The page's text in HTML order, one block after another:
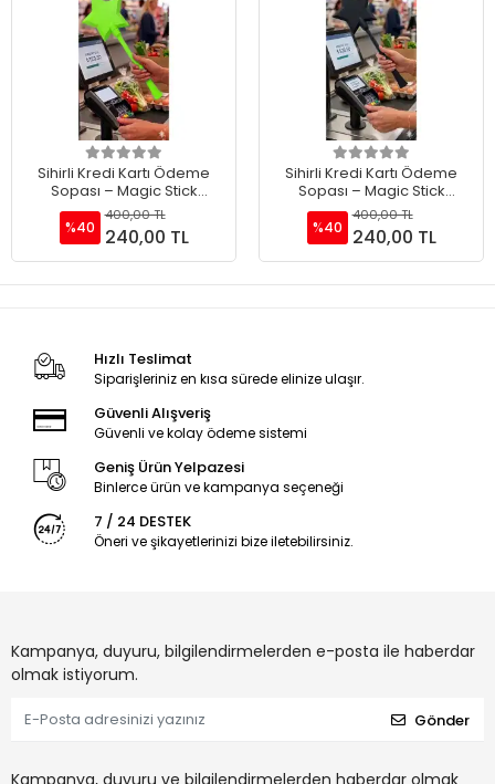
Sepete Ekle
Sihirli Kredi Kartı Ödeme
Sopası – Magic Stick
Temassız Ödeme Sopası
Yeşil
%40
400,00 TL
240,00 TL
Sepete Ekle
Sihirli Kredi Kartı Ödeme
Sopası – Magic Stick
Temassız Ödeme Sopası
Siyah
%40
400,00 TL
240,00 TL
Hızlı Teslimat
Siparişleriniz en kısa sürede elinize ulaşır.
Güvenli Alışveriş
Güvenli ve kolay ödeme sistemi
Geniş Ürün Yelpazesi
Binlerce ürün ve kampanya seçeneği
7 / 24 DESTEK
Öneri ve şikayetlerinizi bize iletebilirsiniz.
Kampanya, duyuru, bilgilendirmelerden e-posta ile haberdar
olmak istiyorum.
Gönder
Kampanya, duyuru ve bilgilendirmelerden haberdar olmak